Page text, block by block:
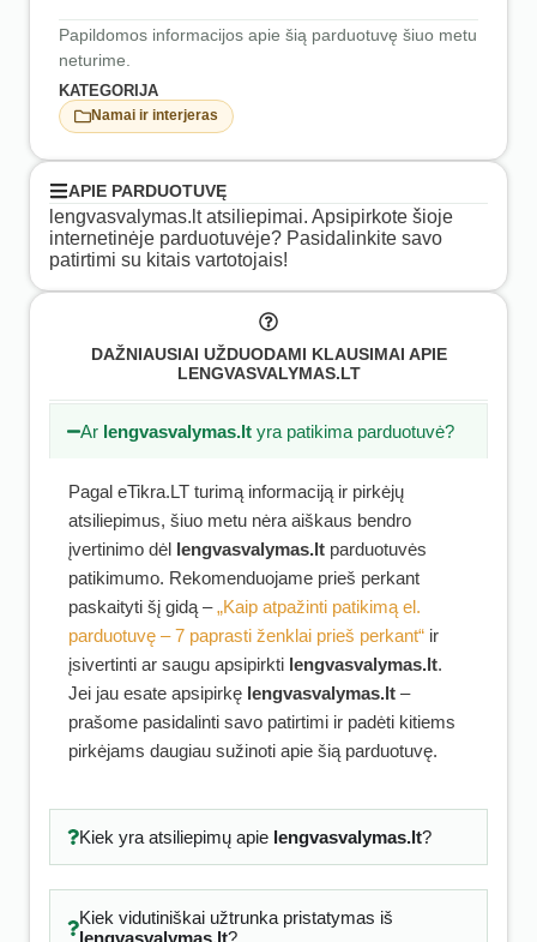
Papildomos informacijos apie šią parduotuvę šiuo metu
neturime.
KATEGORIJA
Namai ir interjeras
APIE PARDUOTUVĘ
lengvasvalymas.lt atsiliepimai. Apsipirkote šioje
internetinėje parduotuvėje? Pasidalinkite savo
patirtimi su kitais vartotojais!
DAŽNIAUSIAI UŽDUODAMI KLAUSIMAI APIE
LENGVASVALYMAS.LT
Ar lengvasvalymas.lt yra patikima parduotuvė?
Pagal eTikra.LT turimą informaciją ir pirkėjų
atsiliepimus, šiuo metu nėra aiškaus bendro
įvertinimo dėl lengvasvalymas.lt parduotuvės
patikimumo. Rekomenduojame prieš perkant
paskaityti šį gidą –„Kaip atpažinti patikimą el.
parduotuvę – 7 paprasti ženklai prieš perkant“ ir
įsivertinti ar saugu apsipirkti lengvasvalymas.lt.
Jei jau esate apsipirkę lengvasvalymas.lt –
prašome pasidalinti savo patirtimi ir padėti kitiems
pirkėjams daugiau sužinoti apie šią parduotuvę.
Kiek yra atsiliepimų apie lengvasvalymas.lt?
Kiek vidutiniškai užtrunka pristatymas iš
lengvasvalymas.lt?